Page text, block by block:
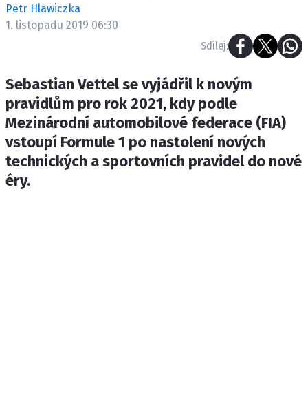
OSOBNÍ ÚDAJE / COOKIES
Provozovatelem serveru F1NEWS.cz je
INCORP MEDIA GROUP s.r.o., IČ: 118 23 054
Petr Hlawiczka
1. listopadu 2019 06:30
Sdílej:
Sebastian Vettel se vyjádřil k novým
pravidlům pro rok 2021, kdy podle
Mezinárodní automobilové federace (FIA)
vstoupí Formule 1 po nastolení nových
technických a sportovních pravidel do nové
éry.